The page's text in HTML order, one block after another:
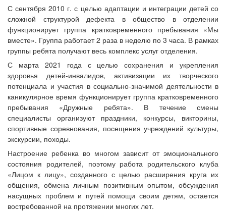
С сентября 2010 г. с целью адаптации и интеграции детей со
сложной структурой дефекта в общество в отделении
функционирует группа кратковременного пребывания «Мы
вместе». Группа работает 2 раза в неделю по 3 часа. В рамках
группы ребята получают весь комплекс услуг отделения.
С марта 2021 года с целью сохранения и укрепления
здоровья детей-инвалидов, активизации их творческого
потенциала и участия в социально-значимой деятельности в
каникулярное время функционирует группа кратковременного
пребывания «Дружные ребята». В течение смены
специалисты организуют праздники, конкурсы, викторины,
спортивные соревнования, посещения учреждений культуры,
экскурсии, походы.
Настроение ребенка во многом зависит от эмоционального
состояния родителей, поэтому работа родительского клуба
«Лицом к лицу», созданного с целью расширения круга их
общения, обмена личным позитивным опытом, обсуждения
насущных проблем и путей помощи своим детям, остается
востребованной на протяжении многих лет.